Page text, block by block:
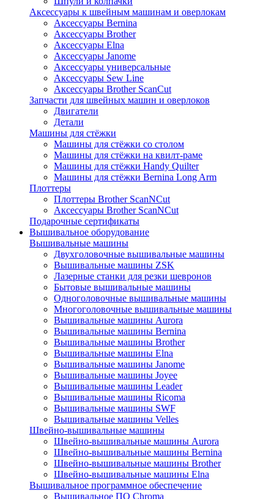
Аксессуары к швейным машинам и оверлокам
Аксессуары Bernina
Аксессуары Brother
Аксессуары Elna
Аксессуары Janome
Аксессуары универсальные
Аксессуары Sew Line
Аксессуары Brother ScanCut
Запчасти для швейных машин и оверлоков
Двигатели
Детали
Машины для стёжки
Машины для стёжки со столом
Машины для стёжки на квилт-раме
Машины для стёжки Handy Quilter
Машины для стёжки Bernina Long Arm
Плоттеры
Плоттеры Brother ScanNCut
Аксессуары Brother ScanNCut
Подарочные сертификаты
Вышивальное оборудование
Вышивальные машины
Двухголовочные вышивальные машины
Вышивальные машины ZSK
Лазерные станки для резки шевронов
Бытовые вышивальные машины
Одноголовочные вышивальные машины
Многоголовочные вышивальные машины
Вышивальные машины Aurora
Вышивальные машины Bernina
Вышивальные машины Brother
Вышивальные машины Elna
Вышивальные машины Janome
Вышивальные машины Joyee
Вышивальные машины Leader
Вышивальные машины Ricoma
Вышивальные машины SWF
Вышивальные машины Velles
Швейно-вышивальные машины
Швейно-вышивальные машины Aurora
Швейно-вышивальные машины Bernina
Швейно-вышивальные машины Brother
Швейно-вышивальные машины Elna
Вышивальное программное обеспечение
Вышивальное ПО Chroma